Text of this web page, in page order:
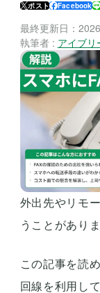
ポスト Facebook
最終更新日：
執筆者 : アイブリ
外出先やリモ
うことがありま
この記事を読
回線を利用して